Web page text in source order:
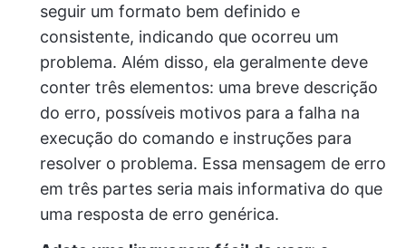
seguir um formato bem definido e
consistente, indicando que ocorreu um
problema. Além disso, ela geralmente deve
conter três elementos: uma breve descrição
do erro, possíveis motivos para a falha na
execução do comando e instruções para
resolver o problema. Essa mensagem de erro
em três partes seria mais informativa do que
uma resposta de erro genérica.